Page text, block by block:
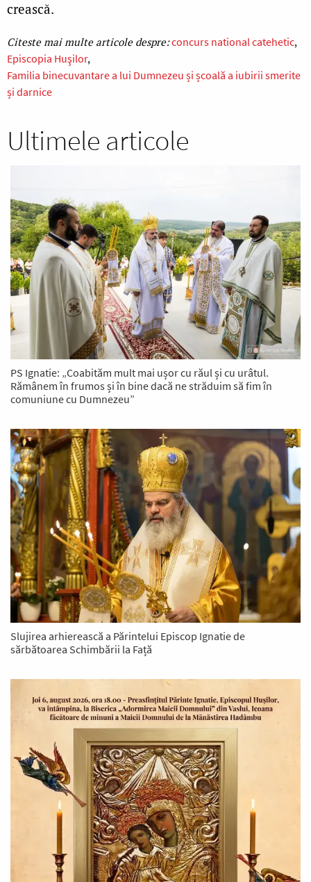
crească.
concurs national catehetic
Episcopia Huşilor
Familia binecuvantare a lui Dumnezeu și școală a iubirii smerite
și darnice
Ultimele articole
PS Ignatie: „Coabităm mult mai ușor cu răul și cu urâtul.
Rămânem în frumos și în bine dacă ne străduim să fim în
comuniune cu Dumnezeu”
Slujirea arhierească a Părintelui Episcop Ignatie de
sărbătoarea Schimbării la Față